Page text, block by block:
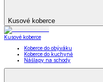
Kusové koberce
Kusové koberce
Koberce do obýváku
Koberce do kuchyně
Nášlapy na schody